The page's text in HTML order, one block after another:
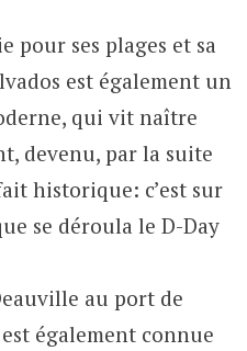
pour ses plages et sa
est également un
qui vit naître
devenu, par la suite
historique: c’est sur
se déroula le D-Day
au port de
également connue